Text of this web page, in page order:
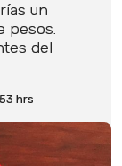
un
pesos.
del
hrs